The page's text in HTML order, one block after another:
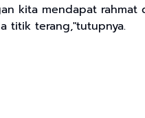
kita mendapat
titik terang,"tutupnya.